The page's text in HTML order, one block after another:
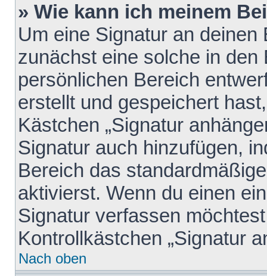
» Wie kann ich meinem
Um eine Signatur an
zunächst eine solche in den
persönlichen Bereich
erstellt und gespeichert
Kästchen „Signatur
Signatur auch hinzufügen,
Bereich das
aktivierst. Wenn du einen
Signatur verfassen
Kontrollkästchen „Signatur
Nach oben